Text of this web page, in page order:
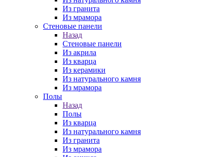
Из гранита
Из мрамора
Стеновые панели
Назад
Стеновые панели
Из акрила
Из кварца
Из керамики
Из натурального камня
Из мрамора
Полы
Назад
Полы
Из кварца
Из натурального камня
Из гранита
Из мрамора